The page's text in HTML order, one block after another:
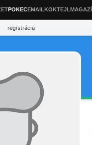
registrácia